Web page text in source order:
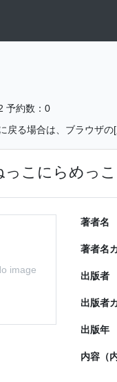
予約数：0
戻る場合は、ブラウザ
っこにらめっこ
image
著者名
著者名
出版者
出版者
出版年
内容（